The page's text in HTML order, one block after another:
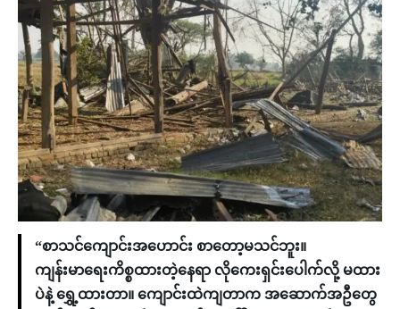
“စာသင်ကျောင်းအဟောင်း စာတော့မသင်ဘူး။
ကျန်းမာရေးကိစ္စထားတဲ့နေရာ လိုကေးရှင်းပေါက်လို့ မထား
ပဲနဲ့ ရွှေ့ထားတာ။ ကျောင်းထဲကျတာက အဆောက်အဦတွေ